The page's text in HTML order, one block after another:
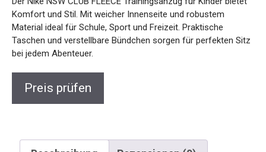
bietet Komfort und Stil. Mit weicher Innenseite und
robustem Material ideal für Schule, Sport und Freizeit.
Praktische Taschen und verstellbare Bündchen sorgen für
perfekten Sitz bei jedem Abenteuer.
Beschreibung Rezensionen (0)